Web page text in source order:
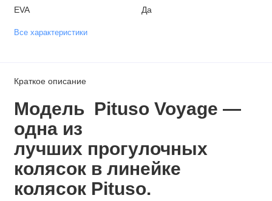
EVA Да
Все характеристики
Краткое описание
Модель Pituso Voyage —
одна из
лучших прогулочных
колясокв линейке
колясок Pituso.